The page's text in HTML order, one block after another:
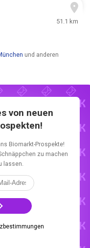
51.1 km
und anderen
von neuen
Biomarkt-Prospekte!
zu machen
lassen.